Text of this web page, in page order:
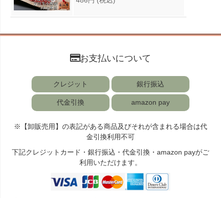
お支払いについて
クレジット 銀行振込
代金引換 amazon pay
※【卸販売用】の表記がある商品及びそれが含まれる場合は代
金引換利用不可
下記クレジットカード・銀行振込・代金引換・amazon payがご
利用いただけます。